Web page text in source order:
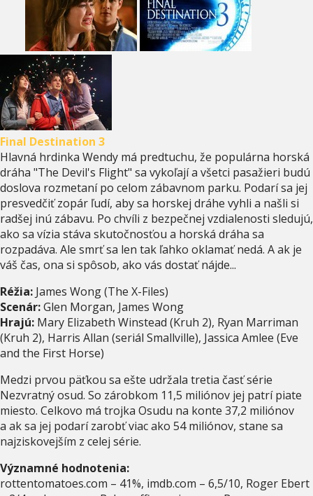
Final Destination 3
Hlavná hrdinka Wendy má predtuchu, že populárna horská
dráha "The Devil's Flight" sa vykoľají a všetci pasažieri budú
doslova rozmetaní po celom zábavnom parku. Podarí sa jej
presvedčiť zopár ľudí, aby sa horskej dráhe vyhli a našli si
radšej inú zábavu. Po chvíli z bezpečnej vzdialenosti sledujú,
ako sa vízia stáva skutočnosťou a horská dráha sa
rozpadáva. Ale smrť sa len tak ľahko oklamať nedá. A ak je
váš čas, ona si spôsob, ako vás dostať nájde...
Réžia: James Wong (The X-Files)
Scenár:Glen Morgan, James Wong
Hrajú: Mary Elizabeth Winstead (Kruh 2), Ryan Marriman
(Kruh 2), Harris Allan (seriál Smallville), Jassica Amlee (Eve
and the First Horse)
Medzi prvou päťkou sa ešte udržala tretia časť série
Nezvratný osud. So zárobkom 11,5 miliónov jej patrí piate
miesto. Celkovo má trojka Osudu na konte 37,2 miliónov
a ak sa jej podarí zarobť viac ako 54 miliónov, stane sa
najziskovejším z celej série.
Významné hodnotenia:
rottentomatoes.com – 41%, imdb.com – 6,5/10, Roger Ebert